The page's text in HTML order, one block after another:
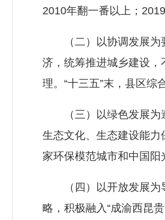
2010年翻一番以上；
（二）以协调发展为要
济，统筹推进城乡建设
理。“十三五”末，县区
（三）以绿色发展为遵
生态文化、生态建设能力
家环保模范城市和中国阳
（四）以开放发展为导
略，积极融入“成渝西昆